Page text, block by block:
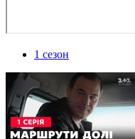
1 сезон